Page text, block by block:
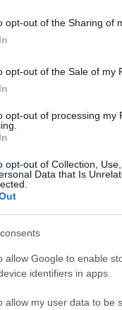
opt-out of the Sharing of
opt-out of the Sale of my
opt-out of processing my
opt-out of Collection,
Data that Is
allow Google to enable
identifiers in apps.
allow my user data to be
A tornazsák,
szervezetet
a kapott